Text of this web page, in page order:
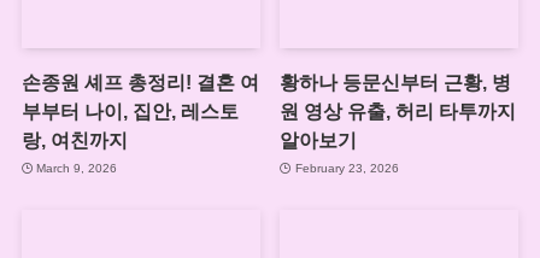
손종원 셰프 총정리! 결혼 여
부부터 나이, 집안, 레스토
랑, 여친까지
March 9, 2026
황하나 등문신부터 근황, 병
원 영상 유출, 허리 타투까지
알아보기
February 23, 2026